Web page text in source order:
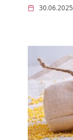
30.06.2025